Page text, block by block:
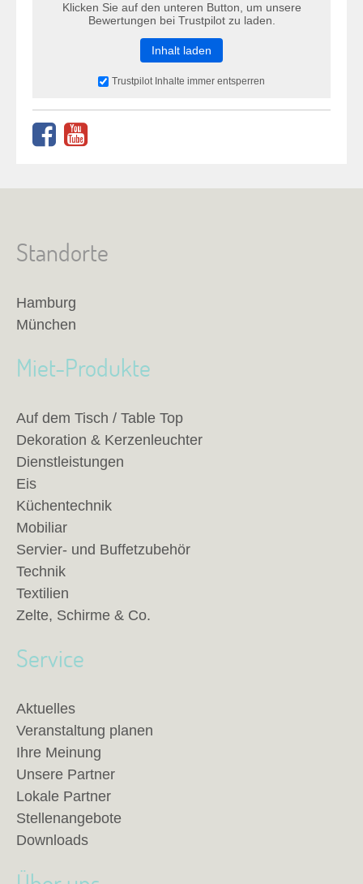
Klicken Sie auf den unteren Button, um unsere
Bewertungen bei Trustpilot zu laden.
Inhalt laden
Trustpilot Inhalte immer entsperren
Standorte
Hamburg
München
Miet-Produkte
Auf dem Tisch / Table Top
Dekoration & Kerzenleuchter
Dienstleistungen
Eis
Küchentechnik
Mobiliar
Servier- und Buffetzubehör
Technik
Textilien
Zelte, Schirme & Co.
Service
Aktuelles
Veranstaltung planen
Ihre Meinung
Unsere Partner
Lokale Partner
Stellenangebote
Downloads